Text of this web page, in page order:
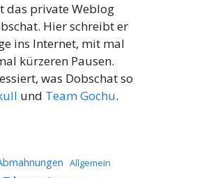
das private Weblog
Hier schreibt er
ins Internet, mit mal
kürzeren Pausen.
was Dobschat so
und Team Gochu.
Allgemein